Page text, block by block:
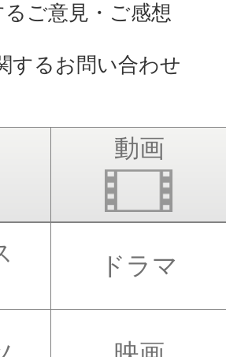
ご意見・ご感想
するお問い合わせ
動画
ドラマ